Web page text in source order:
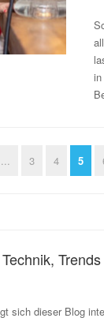
... 3 4 5
sich dieser Blog